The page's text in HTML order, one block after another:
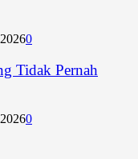
0
Tidak Pernah
0